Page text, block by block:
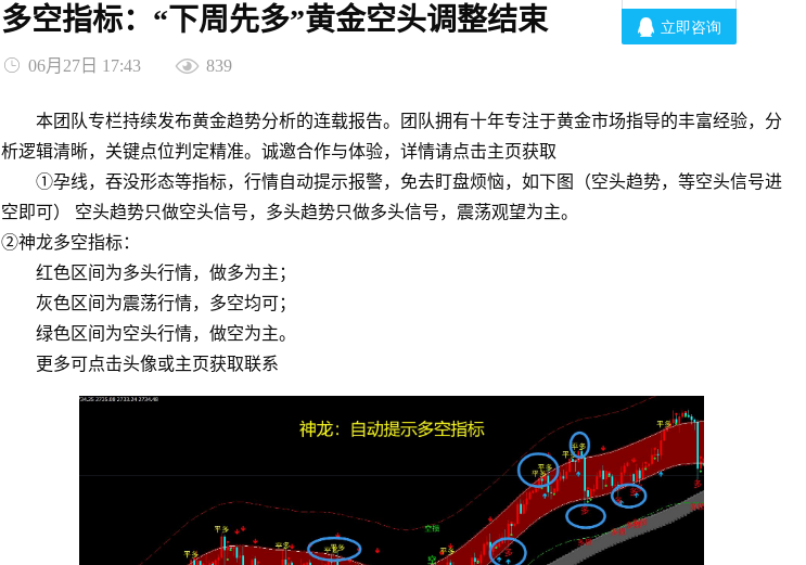
多空指标：“下周先多”黄金空头调整结束
06月27日 17:43 839
本团队专栏持续发布黄金趋势分析的连载报告。团队拥有十年专注于黄金市场指导的丰富经验，分
析逻辑清晰，关键点位判定精准。诚邀合作与体验，详情请点击主页获取
①孕线，吞没形态等指标，行情自动提示报警，免去盯盘烦恼，如下图（空头趋势，等空头信号进
空即可） 空头趋势只做空头信号，多头趋势只做多头信号，震荡观望为主。
②神龙多空指标：
红色区间为多头行情，做多为主；
灰色区间为震荡行情，多空均可；
绿色区间为空头行情，做空为主。
更多可点击头像或主页获取联系